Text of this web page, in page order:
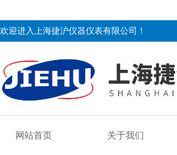
欢迎进入上海捷沪仪器仪表有限公司！
网站首页 关于我们